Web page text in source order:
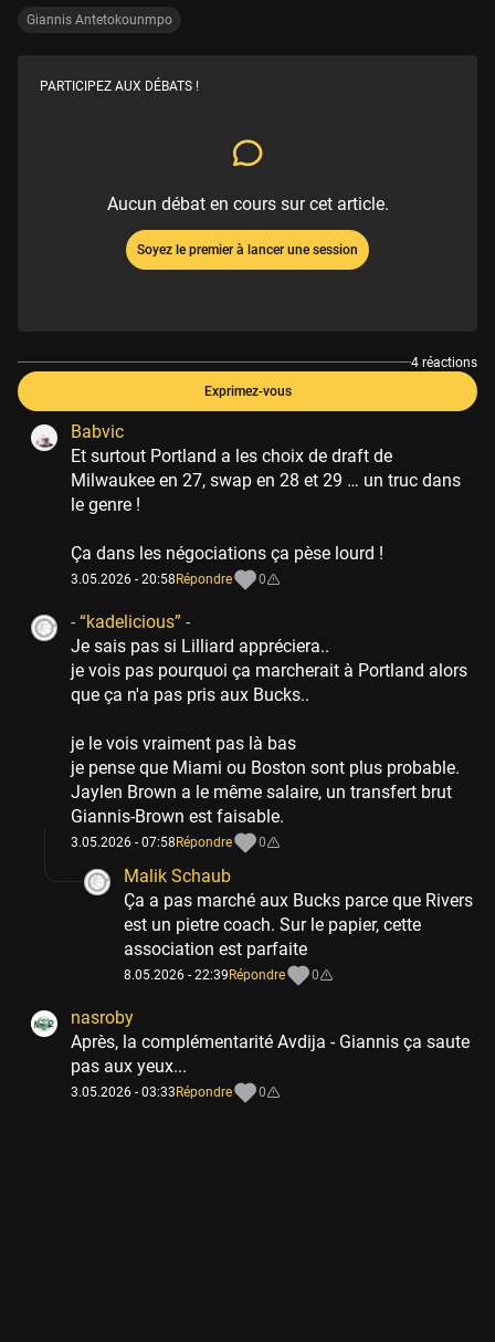
Giannis Antetokounmpo
PARTICIPEZ AUX DÉBATS !
Aucun débat en cours sur cet article.
Soyez le premier à lancer une session
4 réactions
Exprimez-vous
Babvic
Et surtout Portland a les choix de draft de
Milwaukee en 27, swap en 28 et 29 … un truc dans
le genre !
Ça dans les négociations ça pèse lourd !
3.05.2026 - 20:58Répondre 0
- “‪kadelicious‬” -
Je sais pas si Lilliard appréciera..
je vois pas pourquoi ça marcherait à Portland alors
que ça n'a pas pris aux Bucks..
je le vois vraiment pas là bas
je pense que Miami ou Boston sont plus probable.
Jaylen Brown a le même salaire, un transfert brut
Giannis-Brown est faisable.
3.05.2026 - 07:58Répondre 0
Malik Schaub
Ça a pas marché aux Bucks parce que Rivers
est un pietre coach. Sur le papier, cette
association est parfaite
8.05.2026 - 22:39Répondre 0
nasroby
Après, la complémentarité Avdija - Giannis ça saute
pas aux yeux...
3.05.2026 - 03:33Répondre 0